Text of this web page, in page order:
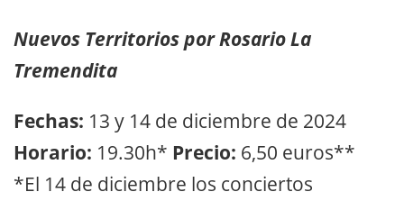
Nuevos Territorios por Rosario La
Tremendita
Fechas: 13 y 14 de diciembre de 2024
Horario: 19.30h* Precio: 6,50 euros**
*El 14 de diciembre los conciertos